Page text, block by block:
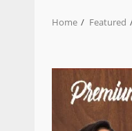
Home Featured